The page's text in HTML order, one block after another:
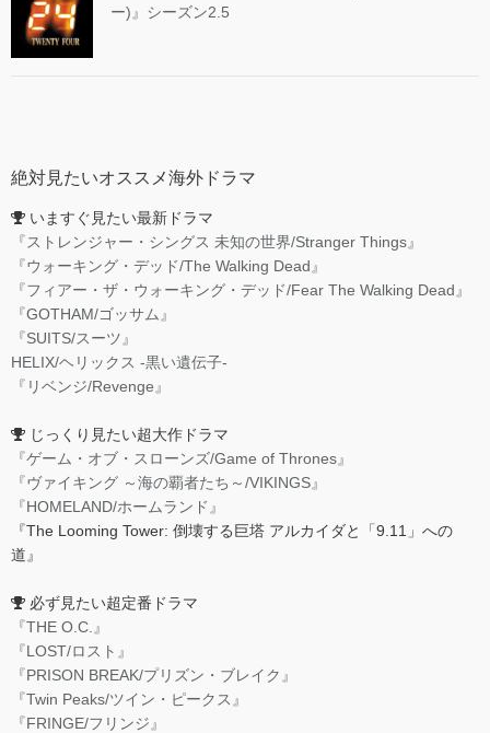
ー)』シーズン2.5
絶対見たいオススメ海外ドラマ
いますぐ見たい最新ドラマ
『ストレンジャー・シングス 未知の世界/Stranger Things』
『ウォーキング・デッド/The Walking Dead』
『フィアー・ザ・ウォーキング・デッド/Fear The Walking Dead』
『GOTHAM/ゴッサム』
『SUITS/スーツ』
HELIX/ヘリックス -黒い遺伝子-
『リベンジ/Revenge』
じっくり見たい超大作ドラマ
『ゲーム・オブ・スローンズ/Game of Thrones』
『ヴァイキング ～海の覇者たち～/VIKINGS』
『HOMELAND/ホームランド』
『The Looming Tower: 倒壊する巨塔 アルカイダと「9.11」への
道』
必ず見たい超定番ドラマ
『THE O.C.』
『LOST/ロスト』
『PRISON BREAK/プリズン・ブレイク』
『Twin Peaks/ツイン・ピークス』
『FRINGE/フリンジ』